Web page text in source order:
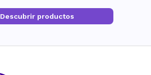
Descubrir productos